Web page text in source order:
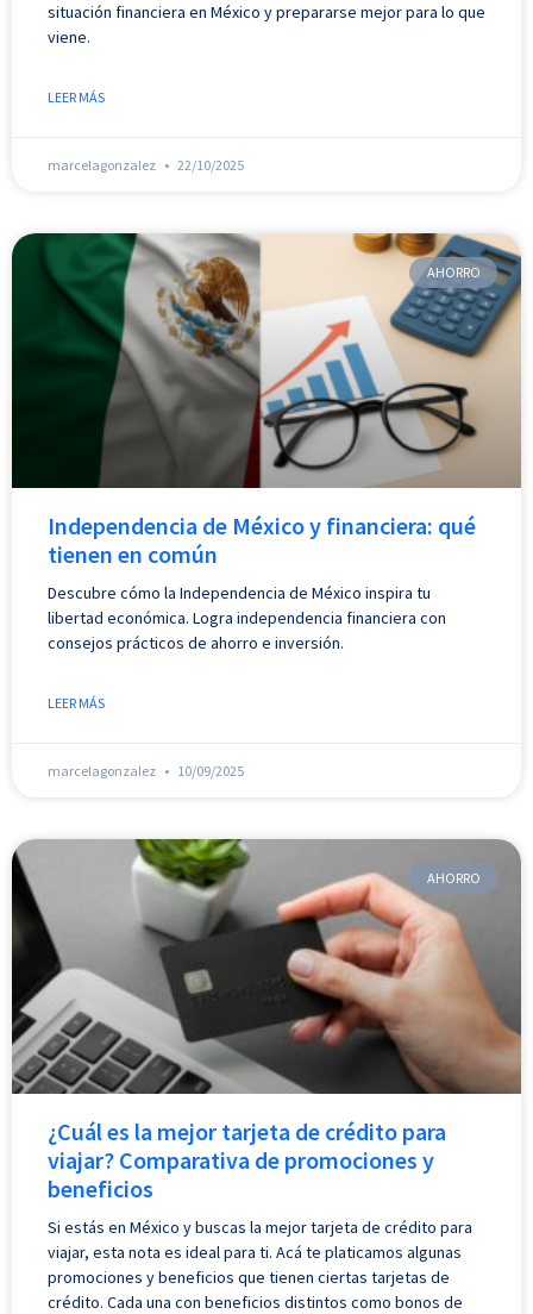
situación financiera en México y prepararse mejor para lo que
viene.
LEER MÁS
marcelagonzalez 22/10/2025
AHORRO
Independencia de México y financiera: qué
tienen en común
Descubre cómo la Independencia de México inspira tu
libertad económica. Logra independencia financiera con
consejos prácticos de ahorro e inversión.
LEER MÁS
marcelagonzalez 10/09/2025
AHORRO
¿Cuál es la mejor tarjeta de crédito para
viajar? Comparativa de promociones y
beneficios
Si estás en México y buscas la mejor tarjeta de crédito para
viajar, esta nota es ideal para ti. Acá te platicamos algunas
promociones y beneficios que tienen ciertas tarjetas de
crédito. Cada una con beneficios distintos como bonos de